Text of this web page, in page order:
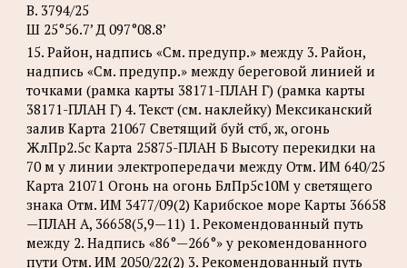
B. 3794/25
Ш 25°56.7’ Д 097°08.8’
15. Район, надпись «См. предупр.» между 3. Район,
надпись «См. предупр.» между береговой линией и
точками (рамка карты 38171-ПЛАН Г) (рамка карты
38171-ПЛАН Г) 4. Текст (см. наклейку) Мексиканский
залив Карта 21067 Светящий буй стб, ж, огонь
ЖлПр2.5с Карта 25875-ПЛАН Б Высоту перекидки на
70 м у линии электропередачи между Отм. ИМ 640/25
Карта 21071 Огонь на огонь БлПр5с10М у светящего
знака Отм. ИМ 3477/09(2) Карибское море Карты 36658
—ПЛАН А, 36658(5,9—11) 1. Рекомендованный путь
между 2. Надпись «86°—266°» у рекомендованного
пути Отм. ИМ 2050/22(2) 3. Рекомендованный путь